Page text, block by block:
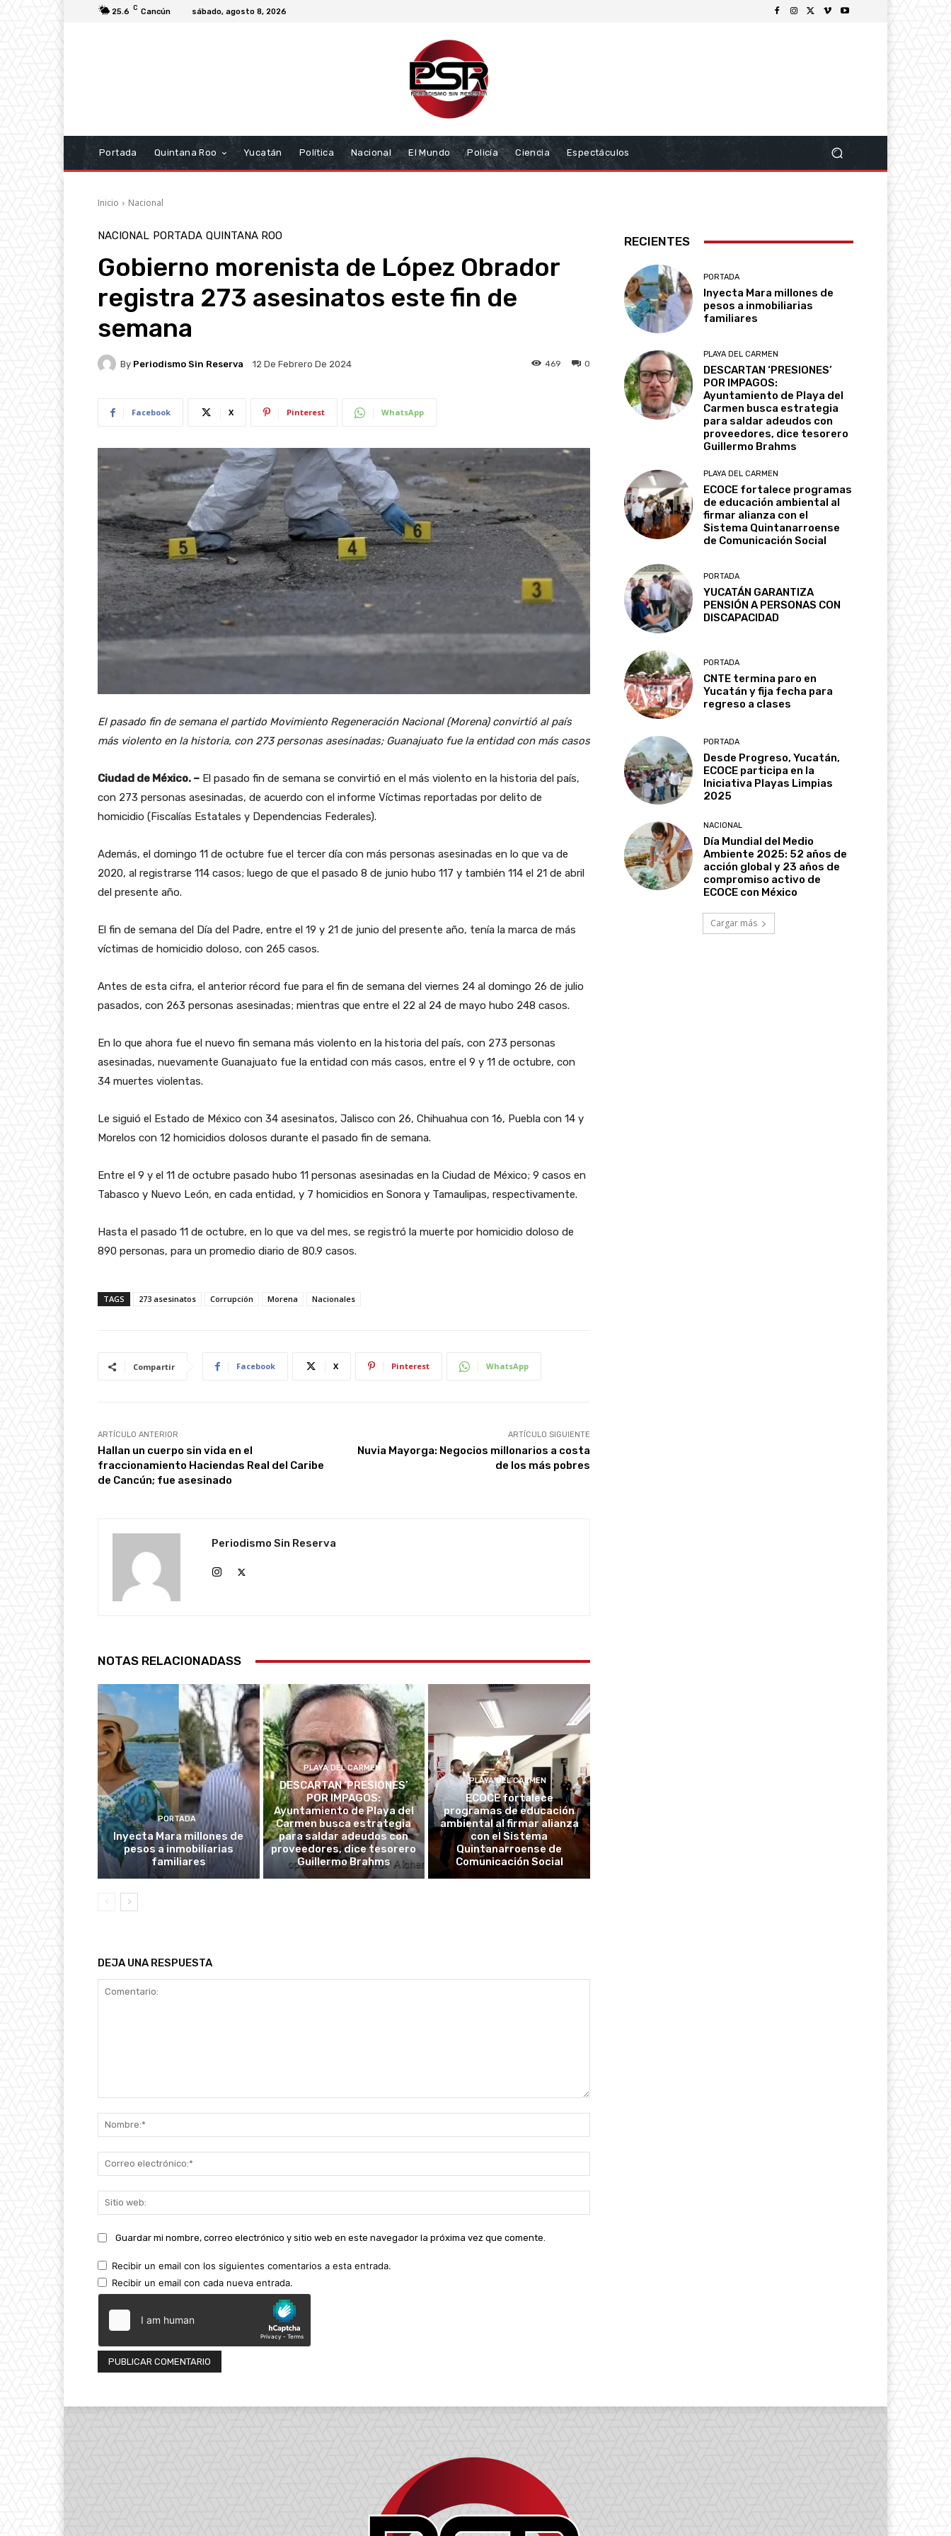
25.6 C Cancún sábado, agosto 8, 2026
Portada Quintana Roo Yucatán Política Nacional El Mundo Policía Ciencia Espectáculos
Inicio Nacional
NACIONAL PORTADA QUINTANA ROO
Gobierno morenista de López Obrador
registra 273 asesinatos este fin de
semana
By Periodismo Sin Reserva 12 De Febrero De 2024 0
469
Facebook X Pinterest WhatsApp
El pasado fin de semana el partido Movimiento Regeneración Nacional (Morena) convirtió al país
más violento en la historia, con 273 personas asesinadas; Guanajuato fue la entidad con más casos
Ciudad de México. – El pasado fin de semana se convirtió en el más violento en la historia del país,
con 273 personas asesinadas, de acuerdo con el informe Víctimas reportadas por delito de
homicidio (Fiscalías Estatales y Dependencias Federales).
Además, el domingo 11 de octubre fue el tercer día con más personas asesinadas en lo que va de
2020, al registrarse 114 casos; luego de que el pasado 8 de junio hubo 117 y también 114 el 21 de abril
del presente año.
El fin de semana del Día del Padre, entre el 19 y 21 de junio del presente año, tenía la marca de más
víctimas de homicidio doloso, con 265 casos.
Antes de esta cifra, el anterior récord fue para el fin de semana del viernes 24 al domingo 26 de julio
pasados, con 263 personas asesinadas; mientras que entre el 22 al 24 de mayo hubo 248 casos.
En lo que ahora fue el nuevo fin semana más violento en la historia del país, con 273 personas
asesinadas, nuevamente Guanajuato fue la entidad con más casos, entre el 9 y 11 de octubre, con
34 muertes violentas.
Le siguió el Estado de México con 34 asesinatos, Jalisco con 26, Chihuahua con 16, Puebla con 14 y
Morelos con 12 homicidios dolosos durante el pasado fin de semana.
Entre el 9 y el 11 de octubre pasado hubo 11 personas asesinadas en la Ciudad de México; 9 casos en
Tabasco y Nuevo León, en cada entidad, y 7 homicidios en Sonora y Tamaulipas, respectivamente.
Hasta el pasado 11 de octubre, en lo que va del mes, se registró la muerte por homicidio doloso de
890 personas, para un promedio diario de 80.9 casos.
TAGS 273 asesinatos Corrupción Morena Nacionales
Compartir Facebook X Pinterest WhatsApp
ARTÍCULO ANTERIOR
Hallan un cuerpo sin vida en el
fraccionamiento Haciendas Real del Caribe
de Cancún; fue asesinado
ARTÍCULO SIGUIENTE
Nuvia Mayorga: Negocios millonarios a costa
de los más pobres
Periodismo Sin Reserva
NOTAS RELACIONADASS
PORTADA
Inyecta Mara millones de
pesos a inmobiliarias
familiares
PLAYA DEL CARMEN
DESCARTAN ‘PRESIONES’
POR IMPAGOS:
Ayuntamiento de Playa del
Carmen busca estrategia
para saldar adeudos con
proveedores, dice tesorero
Guillermo Brahms
PLAYA DEL CARMEN
ECOCE fortalece
programas de educación
ambiental al firmar alianza
con el Sistema
Quintanarroense de
Comunicación Social
DEJA UNA RESPUESTA
electrónico:*
web:
Guardar mi nombre, correo electrónico y sitio web en este navegador la próxima vez que comente.
Recibir un email con los siguientes comentarios a esta entrada.
Recibir un email con cada nueva entrada.
RECIENTES
PORTADA
Inyecta Mara millones de
pesos a inmobiliarias
familiares
PLAYA DEL CARMEN
DESCARTAN ‘PRESIONES’
POR IMPAGOS:
Ayuntamiento de Playa del
Carmen busca estrategia
para saldar adeudos con
proveedores, dice tesorero
Guillermo Brahms
PLAYA DEL CARMEN
ECOCE fortalece programas
de educación ambiental al
firmar alianza con el
Sistema Quintanarroense
de Comunicación Social
PORTADA
YUCATÁN GARANTIZA
PENSIÓN A PERSONAS CON
DISCAPACIDAD
PORTADA
CNTE termina paro en
Yucatán y fija fecha para
regreso a clases
PORTADA
Desde Progreso, Yucatán,
ECOCE participa en la
Iniciativa Playas Limpias
2025
NACIONAL
Día Mundial del Medio
Ambiente 2025: 52 años de
acción global y 23 años de
compromiso activo de
ECOCE con México
Cargar más